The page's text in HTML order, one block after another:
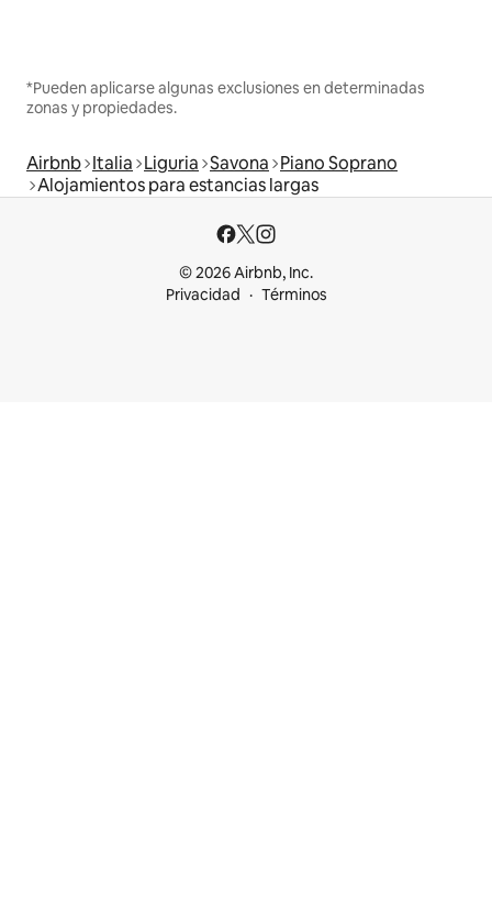
*Pueden aplicarse algunas exclusiones en determinadas
zonas y propiedades.
Airbnb Italia Liguria Savona Piano Soprano
Alojamientos para estancias largas
© 2026 Airbnb, Inc.
Privacidad
Términos